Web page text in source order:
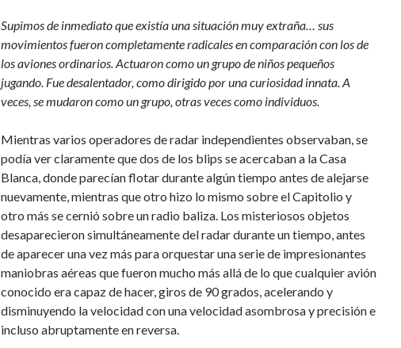
Supimos de inmediato que existía una situación muy extraña… sus
movimientos fueron completamente radicales en comparación con los de
los aviones ordinarios. Actuaron como un grupo de niños pequeños
jugando. Fue desalentador, como dirigido por una curiosidad innata. A
veces, se mudaron como un grupo, otras veces como individuos.
Mientras varios operadores de radar independientes observaban, se
podía ver claramente que dos de los blips se acercaban a la Casa
Blanca, donde parecían flotar durante algún tiempo antes de alejarse
nuevamente, mientras que otro hizo lo mismo sobre el Capitolio y
otro más se cernió sobre un radio baliza. Los misteriosos objetos
desaparecieron simultáneamente del radar durante un tiempo, antes
de aparecer una vez más para orquestar una serie de impresionantes
maniobras aéreas que fueron mucho más allá de lo que cualquier avión
conocido era capaz de hacer, giros de 90 grados, acelerando y
disminuyendo la velocidad con una velocidad asombrosa y precisión e
incluso abruptamente en reversa.